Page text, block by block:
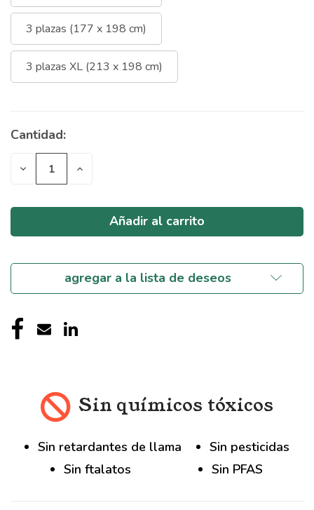
3 plazas (177 x 198 cm)
3 plazas XL (213 x 198 cm)
Stock
actual:
Cantidad:
Disminuir
Aumentar
agregar a la lista de deseos
Sin químicos tóxicos
Sin retardantes de llama
Sin pesticidas
Sin ftalatos
Sin PFAS